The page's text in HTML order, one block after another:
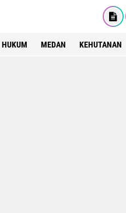
HUKUM MEDAN KEHUTANAN